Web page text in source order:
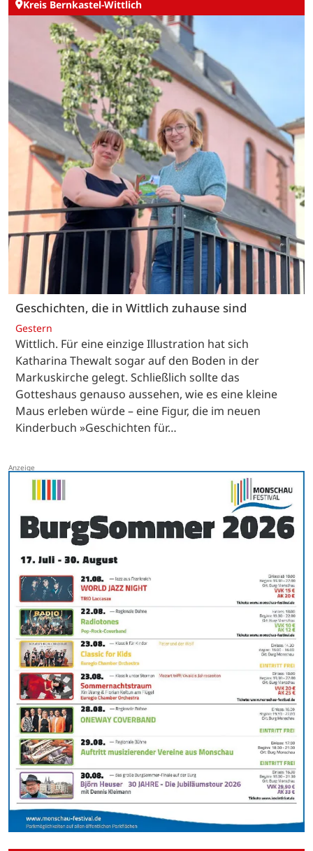
Kreis Bernkastel-Wittlich
Geschichten, die in Wittlich zuhause sind
Gestern
Wittlich. Für eine einzige Illustration hat sich
Katharina Thewalt sogar auf den Boden in der
Markuskirche gelegt. Schließlich sollte das
Gotteshaus genauso aussehen, wie es eine kleine
Maus erleben würde – eine Figur, die im neuen
Kinderbuch »Geschichten für…